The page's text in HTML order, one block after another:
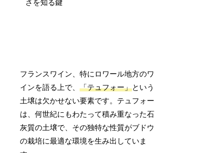
フランスワイン、特にロワール地方のワ
インを語る上で、「テュフォー」という
土壌は欠かせない要素です。テュフォー
は、何世紀にもわたって積み重なった石
灰質の土壌で、その独特な性質がブドウ
の栽培に最適な環境を生み出していま